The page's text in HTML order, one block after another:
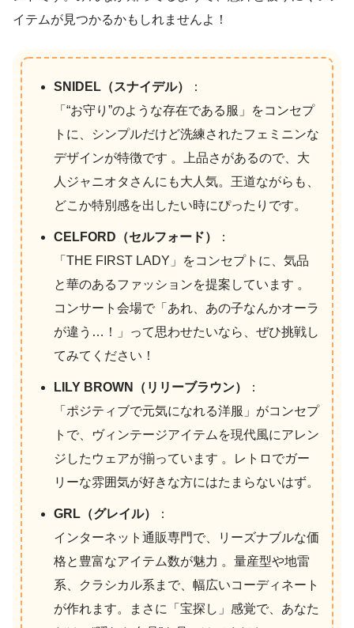
イテムが見つかるかもしれませんよ！
SNIDEL（スナイデル）
：
「“お守り”のような存在である服」をコンセプ
トに、シンプルだけど洗練されたフェミニンな
デザインが特徴です 。上品さがあるので、大
人ジャニオタさんにも大人気。王道ながらも、
どこか特別感を出したい時にぴったりです。
CELFORD（セルフォード）
：
「THE FIRST LADY」をコンセプトに、気品
と華のあるファッションを提案しています 。
コンサート会場で「あれ、あの子なんかオーラ
が違う…！」って思わせたいなら、ぜひ挑戦し
てみてください！
LILY BROWN（リリーブラウン）
：
「ポジティブで元気になれる洋服」がコンセプ
トで、ヴィンテージアイテムを現代風にアレン
ジしたウェアが揃っています 。レトロでガー
リーな雰囲気が好きな方にはたまらないはず。
GRL（グレイル）
：
インターネット通販専門で、リーズナブルな価
格と豊富なアイテム数が魅力 。量産型や地雷
系、クラシカル系まで、幅広いコーディネート
が作れます。まさに「宝探し」感覚で、あなた